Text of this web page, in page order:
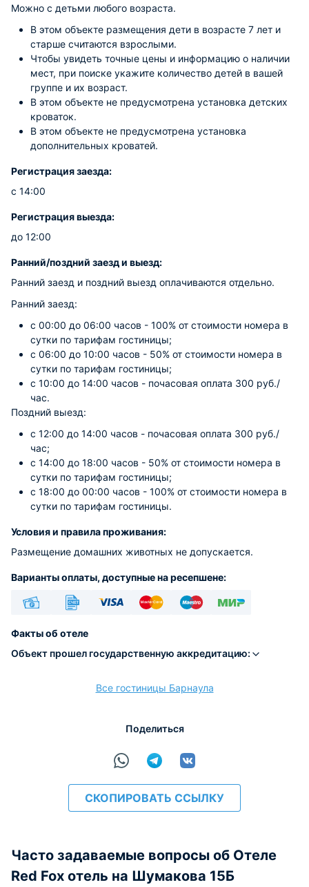
Можно с детьми любого возраста.
В этом объекте размещения дети в возрасте 7 лет и
старше считаются взрослыми.
Чтобы увидеть точные цены и информацию о наличии
мест, при поиске укажите количество детей в вашей
группе и их возраст.
В этом объекте не предусмотрена установка детских
кроваток.
В этом объекте не предусмотрена установка
дополнительных кроватей.
Регистрация заезда:
с 14:00
Регистрация выезда:
до 12:00
Ранний/поздний заезд и выезд:
Ранний заезд и поздний выезд оплачиваются отдельно.
Ранний заезд:
с 00:00 до 06:00 часов - 100% от стоимости номера в
сутки по тарифам гостиницы;
с 06:00 до 10:00 часов - 50% от стоимости номера в
сутки по тарифам гостиницы;
с 10:00 до 14:00 часов - почасовая оплата 300 руб./
час.
Поздний выезд:
с 12:00 до 14:00 часов - почасовая оплата 300 руб./
час;
с 14:00 до 18:00 часов - 50% от стоимости номера в
сутки по тарифам гостиницы;
с 18:00 до 00:00 часов - 100% от стоимости номера в
сутки по тарифам гостиницы.
Условия и правила проживания:
Размещение домашних животных не допускается.
Варианты оплаты, доступные на ресепшене:
Факты об отеле
Объект прошел государственную аккредитацию:
Все гостиницы Барнаула
Поделиться
СКОПИРОВАТЬ ССЫЛКУ
Часто задаваемые вопросы об Отеле
Red Fox отель на Шумакова 15Б